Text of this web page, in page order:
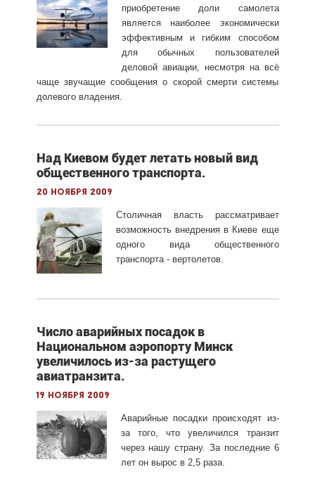
приобретение доли самолета
является наиболее экономически
эффективным и гибким способом
для обычных пользователей
деловой авиации, несмотря на всё
чаще звучащие сообщения о скорой смерти системы
долевого владения.
Над Киевом будет летать новый вид
общественного транспорта.
20 ноября 2009
Столичная власть рассматривает
возможность внедрения в Киеве еще
одного вида общественного
транспорта - вертолетов.
Число аварийных посадок в
Национальном аэропорту Минск
увеличилось из-за растущего
авиатранзита.
19 ноября 2009
Аварийные посадки происходят из-
за того, что увеличился транзит
через нашу страну. За последние 6
лет он вырос в 2,5 раза.